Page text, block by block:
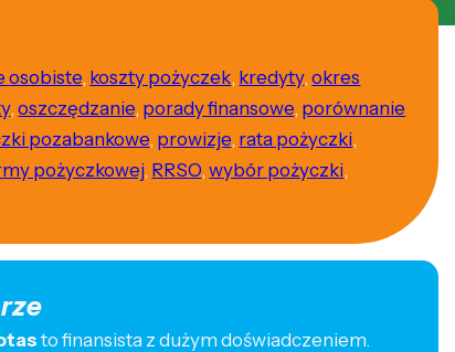
osobiste, koszty pożyczek, kredyty,okres
,oszczędzanie, porady finansowe, porównanie
pozabankowe, prowizje, rata pożyczki,
pożyczkowej, RRSO,wybór pożyczki,
to finansista z dużym doświadczeniem.